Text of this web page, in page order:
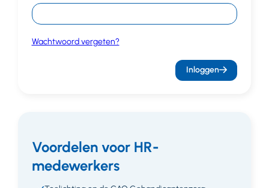
Wachtwoord vergeten?
Inloggen
Voordelen voor HR-
medewerkers